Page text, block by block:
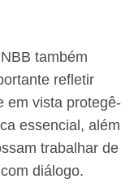
também
refletir
em vista protegê-
essencial, além
trabalhar de
diálogo.